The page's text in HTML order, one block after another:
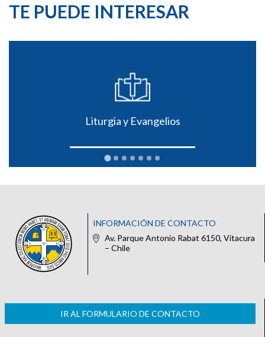
TE PUEDE INTERESAR
Liturgia y Evangelios
INFORMACIÓN DE CONTACTO
Av. Parque Antonio Rabat 6150, Vitacura
– Chile
IR AL FORMULARIO DE CONTACTO